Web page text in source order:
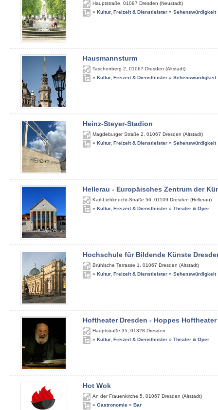
Hauptstraße 01097 Dresden (Neustadt)
» Kultur, Freizeit & Dienstleister » Sehenswürdigkeit
Hausmannsturm
Taschenberg 2 01067 Dresden (Altstadt)
» Kultur, Freizeit & Dienstleister » Sehenswürdigkeit
Heinz-Steyer-Stadion
Magdeburger Straße 2 01067 Dresden (Altstadt)
» Kultur, Freizeit & Dienstleister » Sehenswürdigkeit
Hellerau - Europäisches Zentrum der
Karl-Liebknecht-Straße 56 01109 Dresden (Hellerau)
» Kultur, Freizeit & Dienstleister » Theater & Oper
Hochschule für Bildende Künste
Brühlsche Terrasse 1 01067 Dresden (Altstadt)
» Kultur, Freizeit & Dienstleister » Sehenswürdigkeit
Hoftheater Dresden - Hoppes Hoftheater
Hauptstraße 35 01328 Dresden
» Kultur, Freizeit & Dienstleister » Theater & Oper
Hot Wok
An der Frauenkirche 5 01067 Dresden (Altstadt)
» Gastronomie » Bar